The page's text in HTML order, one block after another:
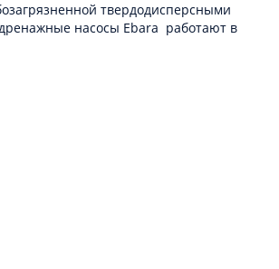
твердодисперсными
насосы Ebara работают в